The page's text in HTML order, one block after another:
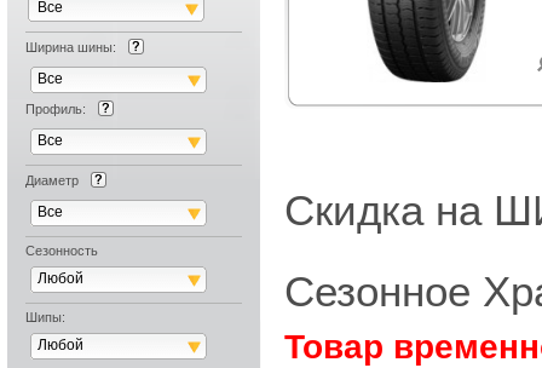
Все
Ширина шины:
Все
Профиль:
Все
Диаметр
Все
Сезонность
Любой
Шипы:
Любой
Скидка на
Сезонное
Товар